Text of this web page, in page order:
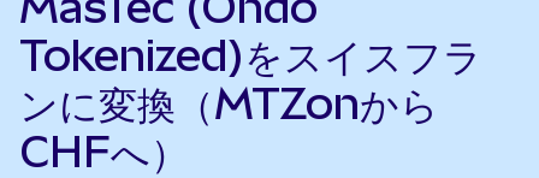
Tokenized)をスイスフラ
ンに変換（MTZonから
CHFへ）